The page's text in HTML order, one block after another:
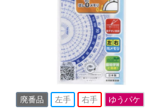
廃番品 左手 右手 ゆうパケ